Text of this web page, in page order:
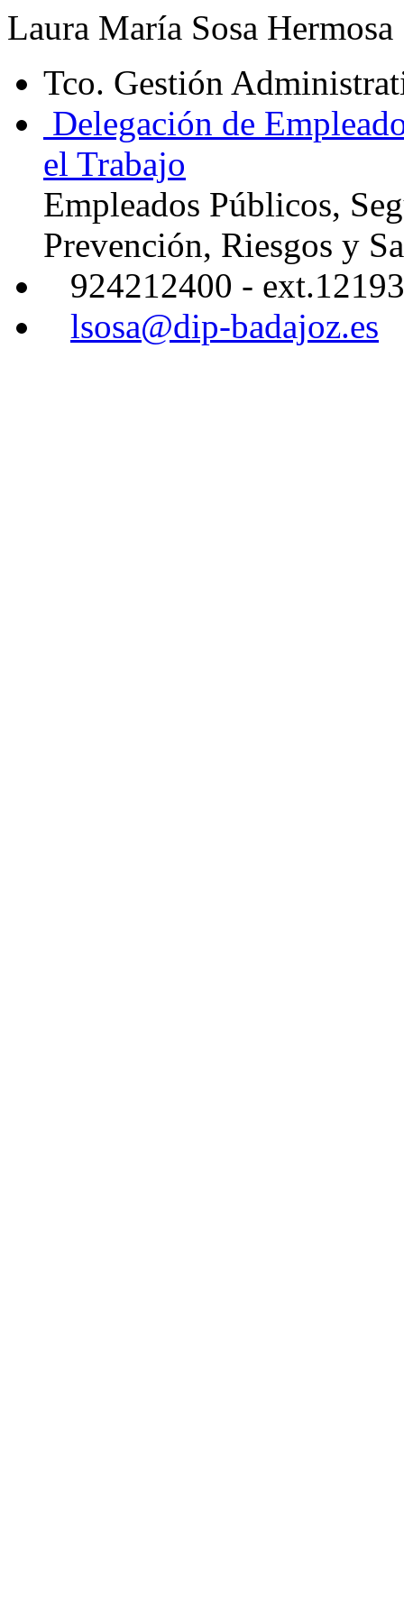
Laura María Sosa Hermosa
Tco. Gestión
Delegación de
el Trabajo
Empleados Públicos,
Prevención, Riesgos y
924212400 - ext.12193
lsosa@dip-badajoz.es